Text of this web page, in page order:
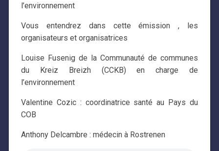
l’environnement
Vous entendrez dans cette émission , les
organisateurs et organisatrices
Louise Fusenig de la Communauté de communes
du Kreiz Breizh (CCKB) en charge de
l’environnement
Valentine Cozic : coordinatrice santé au Pays du
COB
Anthony Delcambre : médecin à Rostrenen